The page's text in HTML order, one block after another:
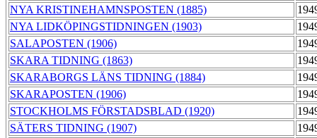
NYA KRISTINEHAMNSPOSTEN (1885)
NYA LIDKÖPINGSTIDNINGEN (1903)
SALAPOSTEN (1906)
SKARA TIDNING (1863)
SKARABORGS LÄNS TIDNING (1884)
SKARAPOSTEN (1906)
STOCKHOLMS FÖRSTADSBLAD (1920)
SÄTERS TIDNING (1907)